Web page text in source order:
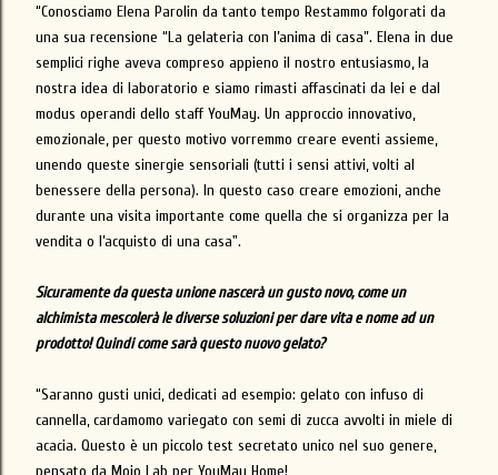
“Conosciamo Elena Parolin da tanto tempo Restammo folgorati da
una sua recensione “La gelateria con l’anima di casa”. Elena in due
semplici righe aveva compreso appieno il nostro entusiasmo, la
nostra idea di laboratorio e siamo rimasti affascinati da lei e dal
modus operandi dello staff YouMay. Un approccio innovativo,
emozionale, per questo motivo vorremmo creare eventi assieme,
unendo queste sinergie sensoriali (tutti i sensi attivi, volti al
benessere della persona). In questo caso creare emozioni, anche
durante una visita importante come quella che si organizza per la
vendita o l’acquisto di una casa".
Sicuramente da questa unione nascerà un gusto novo, come un
alchimista mescolerà le diverse soluzioni per dare vita e nome ad un
prodotto! Quindi come sarà questo nuovo gelato?
“Saranno gusti unici, dedicati ad esempio: gelato con infuso di
cannella, cardamomo variegato con semi di zucca avvolti in miele di
acacia. Questo è un piccolo test secretato unico nel suo genere,
pensato da Moio Lab per YouMay Home!